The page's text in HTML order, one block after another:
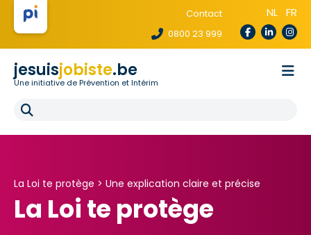
Contact
0800 23 999
NL FR
jesuisjobiste.be
Une initiative de Prévention et Intérim
Pour les agences
La Loi te protège > Une explication claire et précise
La Loi te protège